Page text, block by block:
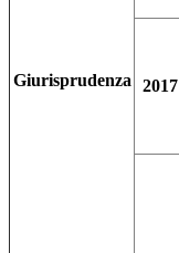
Giurisprudenza 2017